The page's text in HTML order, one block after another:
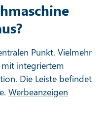
Punkt. Vielmehr
integriertem
Die Leiste befindet
Werbeanzeigen